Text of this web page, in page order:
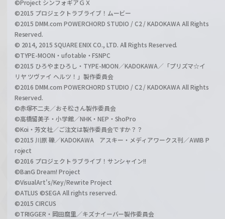
©Project シンフォギアＧＸ
©2015 プロジェクトラブライブ！ムービー
©2015 DMM.com POWERCHORD STUDIO / C2 / KADOKAWA All Rights
Reserved.
© 2014, 2015 SQUARE ENIX CO., LTD. All Rights Reserved.
©TYPE-MOON・ufotable・FSNPC
©2015 ひろやまひろし・TYPE-MOON／KADOKAWA／「プリズマ☆イ
リヤ ツヴァイ ヘルツ！」製作委員会
©2016 DMM.com POWERCHORD STUDIO / C2 / KADOKAWA All Rights
Reserved.
©赤塚不二夫／おそ松さん製作委員会
©高橋留美子・小学館／NHK・NEP・ShoPro
©Koi・芳文社／ご注文は製作委員会ですか？？
©2015 川原 礫／KADOKAWA アスキー・メディアワークス刊／AWIB P
roject
©2016 プロジェクトラブライブ！サンシャイン!!
©BanG Dream! Project
©VisualArt's/Key/Rewrite Project
©ATLUS ©SEGA All rights reserved.
©2015 CIRCUS
©TRIGGER・岡田麿里／キズナイーバー製作委員会